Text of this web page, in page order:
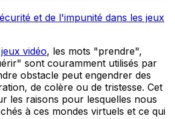
et de l'impunité dans les jeux
jeux vidéo, les mots "prendre",
sont couramment utilisés par
obstacle peut engendrer des
de colère ou de tristesse. Cet
les raisons pour lesquelles nous
à ces mondes virtuels et ce qui